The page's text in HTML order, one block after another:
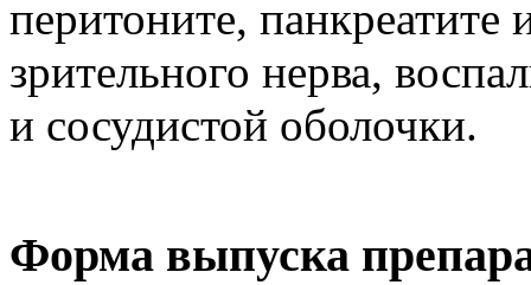
перитоните, панкреатите
зрительного нерва,
и сосудистой оболочки.
Форма выпуска